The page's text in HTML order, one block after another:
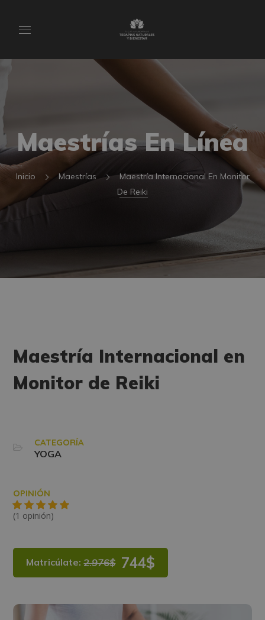
Maestrías En Línea
Inicio Maestrías
Maestría Internacional En Monitor
De Reiki
Maestría Internacional en
Monitor de Reiki
CATEGORÍA
YOGA
OPINIÓN
(1 opinión)
Matricúlate:2.976$ 744$